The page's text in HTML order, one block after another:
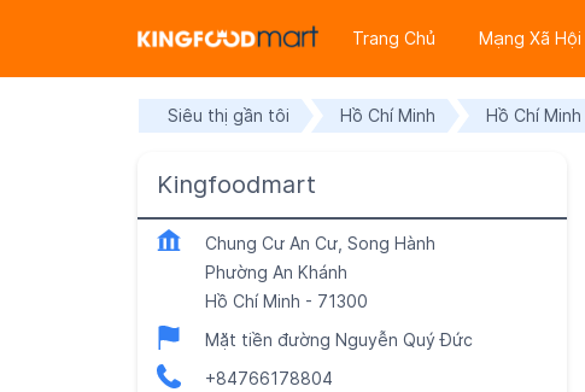
Trang Chủ Mạng Xã Hội
Siêu thị gần tôi Hồ Chí Minh Hồ Chí Minh
Kingfoodmart
Chung Cư An Cư, Song Hành
Phường An Khánh
Hồ Chí Minh - 71300
Mặt tiền đường Nguyễn Quý Đức
+84766178804